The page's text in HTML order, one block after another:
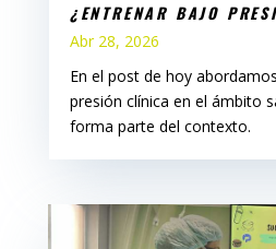
¿ENTRENAR BAJO
Abr 28, 2026
En el post de hoy
presión clínica en el ámbito
forma parte del contexto.